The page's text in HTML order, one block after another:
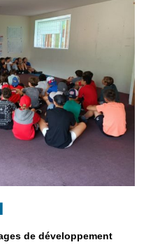
de développement